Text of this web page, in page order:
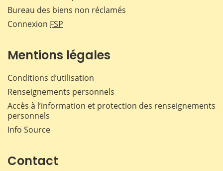
Bureau des biens non réclamés
Connexion FSP
Mentions légales
Conditions d’utilisation
Renseignements personnels
Accès à l’information et protection des renseignements
personnels
Info Source
Contact